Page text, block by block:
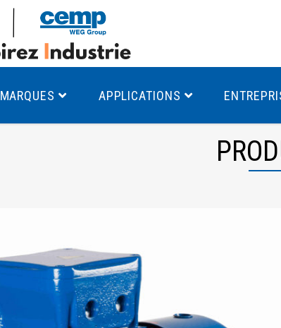
Moteurs Antidéflagrants ÉCO T4
Moteurs Antidéflagrants ÉCO T3
Moteurs standards (non
MARQUES APPLICATIONS